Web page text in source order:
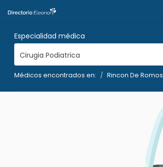
Especialidad médica
Cirugia Podiatrica
Médicos encontrados en: Rincon De Romos